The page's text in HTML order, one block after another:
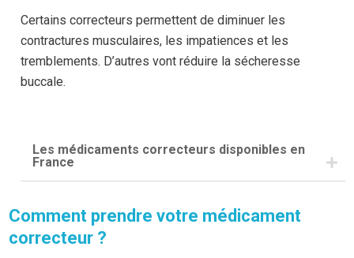
Certains correcteurs permettent de diminuer les
contractures musculaires, les impatiences et les
tremblements. D’autres vont réduire la sécheresse
buccale.
Les médicaments correcteurs disponibles en
France
musculaires et les tremblements :
Bipéridène AKINETON LP®
Comment prendre votre médicament
correcteur ?